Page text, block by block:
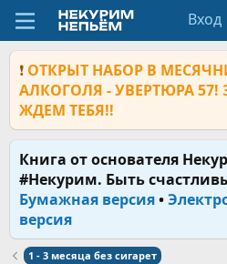
Вход
❗ ОТКРЫТ НАБОР В
АЛКОГОЛЯ - УВЕРТЮРА
ЖДЕМ ТЕБЯ!!
Книга от основателя
#Некурим. Быть
Бумажная версия•
версия
1 - 3 месяца без сигарет